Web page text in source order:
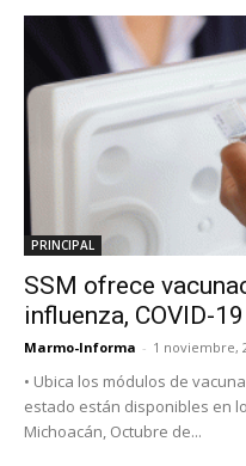
PRINCIPAL
SSM ofrece
influenza, COVID-
Marmo-Informa - 1 noviembre,
• Ubica los módulos de
estado están disponibles en
Michoacán, Octubre de...